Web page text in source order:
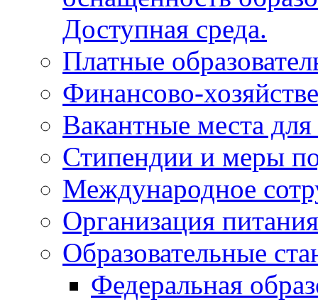
Доступная среда.
Платные
Финансово-
Вакантные места
Стипендии и меры
Международное
Организация
Образовательные
Федеральная